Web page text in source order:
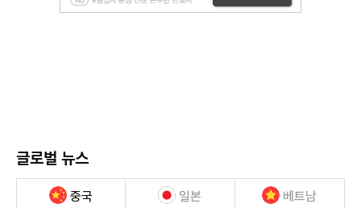
글로벌 뉴스
중국 일본 베트남